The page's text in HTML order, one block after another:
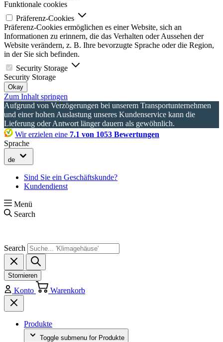
Funktionale cookies
Präferenz-Cookies
Präferenz-Cookies ermöglichen es einer Website, sich an
Informationen zu erinnern, die das Verhalten oder Aussehen der
Website verändern, z. B. Ihre bevorzugte Sprache oder die Region,
in der Sie sich befinden.
Security Storage
Security Storage
Okay
Zum Inhalt springen
Aufgrund von Verzögerungen bei unserem Transportunternehmen
und einer hohen Auslastung unseres Kundenservice kann die
Lieferung oder Antwort länger dauern als gewöhnlich.
Wir erzielen eine 7.1 von 1053 Bewertungen
Sprache
de
Sind Sie ein Geschäftskunde?
Kundendienst
Menü
Search
Search
Stornieren
Konto Warenkorb
Produkte
Toggle submenu for Produkte